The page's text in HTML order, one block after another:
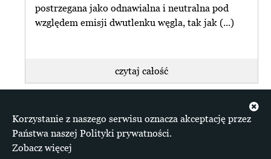
postrzegana jako odnawialna i neutralna pod
względem emisji dwutlenku węgla, tak jak (...)
czytaj całość
Materiały zgromadzone na serwisie dostępne są na
licencji Creative Commons Uznanie autorstwa 4.0
Korzystanie z naszego serwisu oznacza akceptację przez
Państwa naszej Polityki prywatności.
Zobacz więcej